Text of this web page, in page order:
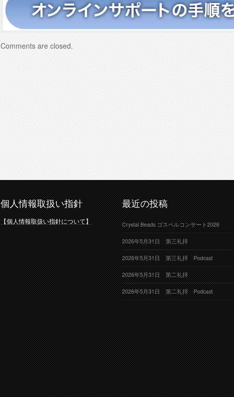
Comments are closed.
個人情報取扱い指針
【個人情報取扱い指針について】
最近の投稿
Crystal Beads ゴスペルコンサート2026
2026年5月31日 第三礼拝
2026年5月31日 第三礼拝 Podcast
2026年5月31日 第二礼拝
2026年5月31日 第二礼拝 Podcast